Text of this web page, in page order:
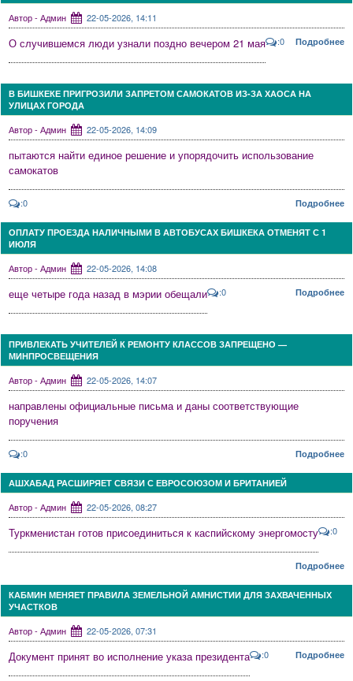
Автор - Админ 22-05-2026, 14:11
О случившемся люди узнали поздно вечером 21 мая :0 Подробнее
В БИШКЕКЕ ПРИГРОЗИЛИ ЗАПРЕТОМ САМОКАТОВ ИЗ-ЗА ХАОСА НА
УЛИЦАХ ГОРОДА
Автор - Админ 22-05-2026, 14:09
пытаются найти единое решение и упорядочить использование
самокатов
:0 Подробнее
ОПЛАТУ ПРОЕЗДА НАЛИЧНЫМИ В АВТОБУСАХ БИШКЕКА ОТМЕНЯТ С 1
ИЮЛЯ
Автор - Админ 22-05-2026, 14:08
еще четыре года назад в мэрии обещали :0 Подробнее
ПРИВЛЕКАТЬ УЧИТЕЛЕЙ К РЕМОНТУ КЛАССОВ ЗАПРЕЩЕНО —
МИНПРОСВЕЩЕНИЯ
Автор - Админ 22-05-2026, 14:07
направлены официальные письма и даны соответствующие
поручения
:0 Подробнее
АШХАБАД РАСШИРЯЕТ СВЯЗИ С ЕВРОСОЮЗОМ И БРИТАНИЕЙ
Автор - Админ 22-05-2026, 08:27
Туркменистан готов присоединиться к каспийскому энергомосту :0
Подробнее
КАБМИН МЕНЯЕТ ПРАВИЛА ЗЕМЕЛЬНОЙ АМНИСТИИ ДЛЯ ЗАХВАЧЕННЫХ
УЧАСТКОВ
Автор - Админ 22-05-2026, 07:31
Документ принят во исполнение указа президента :0 Подробнее